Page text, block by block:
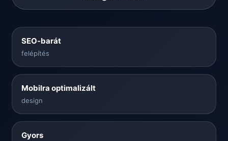
SEO-barát
felépítés
Mobilra optimalizált
design
Gyors